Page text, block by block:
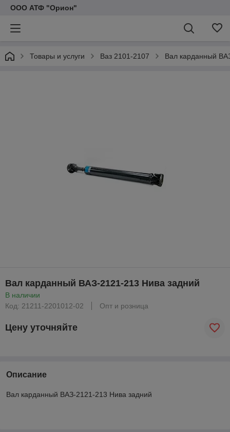
ООО АТФ "Орион"
Товары и услуги Ваз 2101-2107 Вал карданный
Вал карданный ВАЗ-2121-213 Нива задний
В наличии
Код: 21211-2201012-02
Опт и розница
Цену уточняйте
Описание
Вал карданный ВАЗ-2121-213 Нива задний